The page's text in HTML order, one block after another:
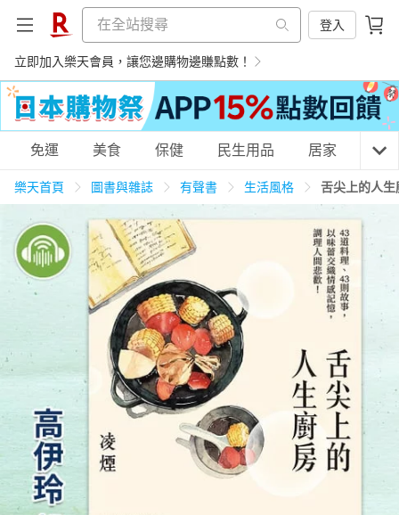
登入
立即加入樂天會員，讓您邊購物邊賺點數！
購物網分類
天天免運 美食蛋糕 民生用品
3C家電 運動休閒 親子玩具
女裝 男裝 化妝保養 情趣用品
日本購物
免運 美食 保健 民生用品 居家 3C
樂天首頁 圖書與雜誌 有聲書 生活風格 舌尖上的人